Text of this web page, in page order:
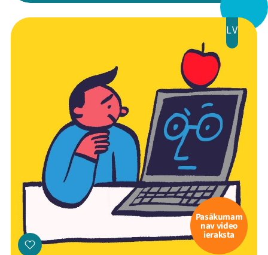
Programma
Viņi bija LAMPĀ 2026
Jaunumi
Ziedo
Veikals
Kontakti
LV
Pasākumam
nav video
ieraksta